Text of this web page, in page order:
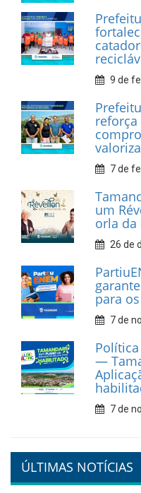
9 de
7 de
um
orla da
26 de
para
7 de
—
7 de
ÚLTIMAS NOTÍCIAS